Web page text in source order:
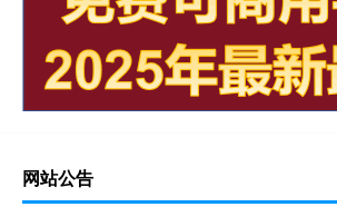
网站公告